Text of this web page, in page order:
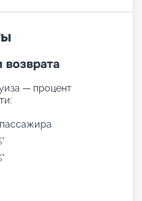
такие пространства:
только для взрослых)
зонами)
игровыми
горками с
реальности)
— процент